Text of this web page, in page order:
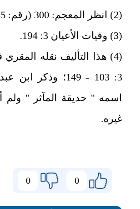
(2) انظر المعجم: 300 (رقم: 285) .
(3) وفيات الأعيان 3: 194.
(4) هذا التأليف نقله
3: 103 - 149؛ وذكر
اسمه " حديقة المآثر " ولم
غيره.
0
0